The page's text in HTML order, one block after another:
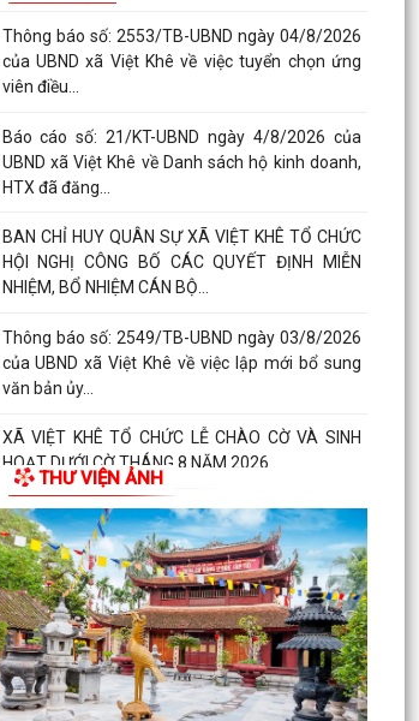
Thông báo số: 2553/TB-UBND ngày 04/8/2026
của UBND xã Việt Khê về việc tuyển chọn ứng
viên điều...
Báo cáo số: 21/KT-UBND ngày 4/8/2026 của
UBND xã Việt Khê về Danh sách hộ kinh doanh,
HTX đã đăng...
BAN CHỈ HUY QUÂN SỰ XÃ VIỆT KHÊ TỔ CHỨC
HỘI NGHỊ CÔNG BỐ CÁC QUYẾT ĐỊNH MIỄN
NHIỆM, BỔ NHIỆM CÁN BỘ...
Thông báo số: 2549/TB-UBND ngày 03/8/2026
của UBND xã Việt Khê về việc lập mới bổ sung
văn bản ủy...
XÃ VIỆT KHÊ TỔ CHỨC LỄ CHÀO CỜ VÀ SINH
HOẠT DƯỚI CỜ THÁNG 8 NĂM 2026
Báo cáo số 330/BC-UBND ngày 3/8/2026 của
UBND xã Việt Khê Kết quả thực hiện nội dung
Thông báo số...
Hội Nông dân xã Việt Khê phối hợp với Công ty
Cổ phần Tư Nông nghiệp và Xây dựng Hải
Phong tổ chức...
XÃ VIỆTKHÊ, THÀNH PHỐ HẢI PHÒNG: BẾ MẠC
THƯ VIỆN ẢNH